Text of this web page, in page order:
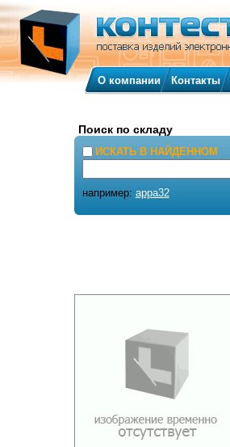
О компании Контакты
Поиск по складу
ИСКАТЬ В НАЙДЕННОМ
например: appa32